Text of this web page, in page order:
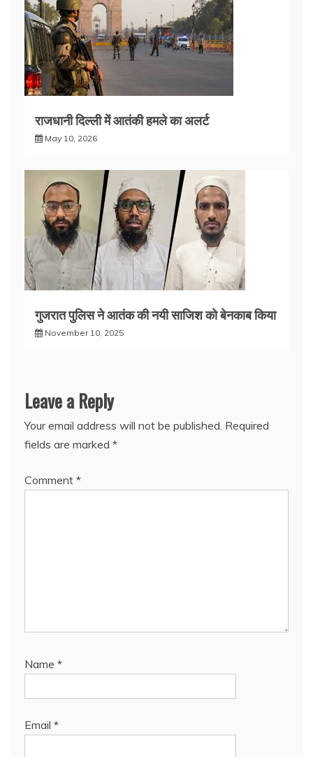
राजधानी दिल्ली में आतंकी हमले का अलर्ट
May 10, 2026
गुजरात पुलिस ने आतंक की नयी साजिश को बेनकाब किया
November 10, 2025
Leave a Reply
Your email address will not be published. Required
fields are marked *
Comment *
Name *
Email *